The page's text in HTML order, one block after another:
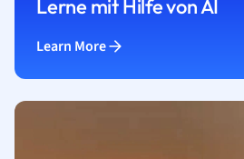
Lerne mit Hilfe von AI
Learn More